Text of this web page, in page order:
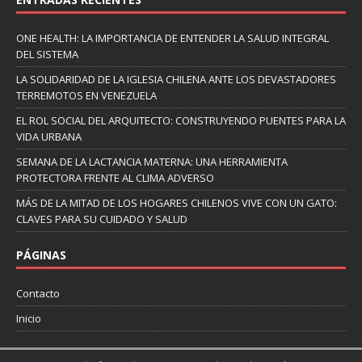
ONE HEALTH: LA IMPORTANCIA DE ENTENDER LA SALUD INTEGRAL
DEL SISTEMA
LA SOLIDARIDAD DE LA IGLESIA CHILENA ANTE LOS DEVASTADORES
TERREMOTOS EN VENEZUELA
EL ROL SOCIAL DEL ARQUITECTO: CONSTRUYENDO PUENTES PARA LA
VIDA URBANA
SEMANA DE LA LACTANCIA MATERNA: UNA HERRAMIENTA
PROTECTORA FRENTE AL CLIMA ADVERSO
MÁS DE LA MITAD DE LOS HOGARES CHILENOS VIVE CON UN GATO:
CLAVES PARA SU CUIDADO Y SALUD
PÁGINAS
Contacto
Inicio